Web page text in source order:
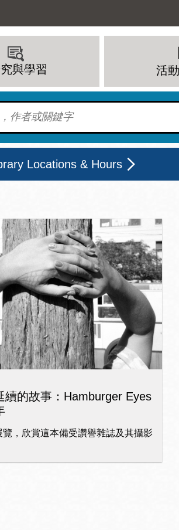
與學習 活
Locations & Hours
- 8 下午
星期四
9 上午 - 8 下午
星期五
12 下午 - 6
Richmond/參議
員 Milton Marks
列治文區圖書分
書分館
續的故事：Hamburger Eyes
覽，欣賞這本備受讚譽雜誌及其攝影